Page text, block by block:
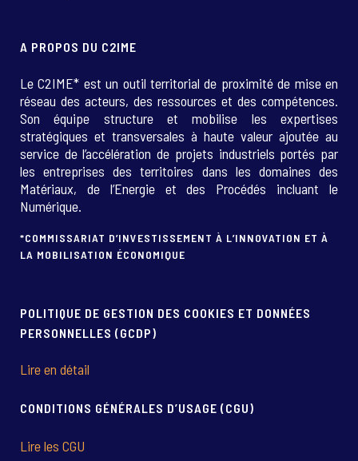
A PROPOS DU C2IME
Le C2IME* est un outil territorial de proximité de mise en
réseau des acteurs, des ressources et des compétences.
Son équipe structure et mobilise les expertises
stratégiques et transversales à haute valeur ajoutée au
service de l’accélération de projets industriels portés par
les entreprises des territoires dans les domaines des
Matériaux, de l’Energie et des Procédés incluant le
Numérique.
*COMMISSARIAT D’INVESTISSEMENT À L’INNOVATION ET À
LA MOBILISATION ÉCONOMIQUE
POLITIQUE DE GESTION DES COOKIES ET DONNÉES
PERSONNELLES (GCDP)
Lire en détail
CONDITIONS GÉNÉRALES D’USAGE (CGU)
Lire les CGU